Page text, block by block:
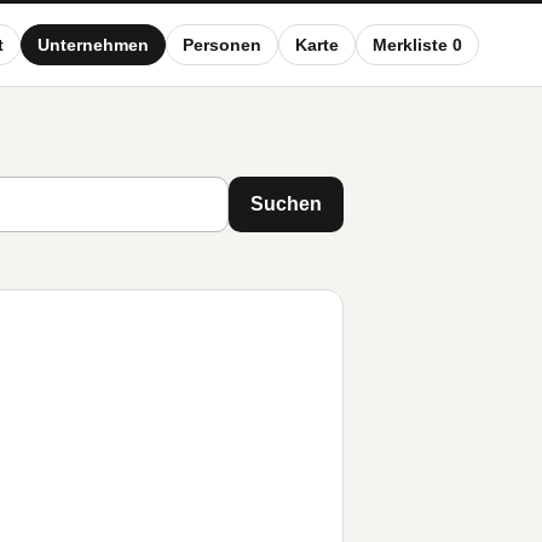
Unternehmen Personen Karte Merkliste 0
Suchen